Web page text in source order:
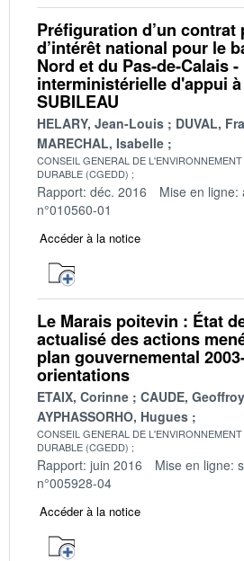
Préfiguration d’un contrat
d’intérêt national pour le
Nord et du Pas‐de‐Calais
interministérielle d'appui
SUBILEAU
HELARY, Jean-Louis
DUVAL,
MARECHAL, Isabelle
CONSEIL GENERAL DE
DURABLE (CGEDD)
Rapport: déc. 2016 Mise en ligne:
n°010560-01
Accéder à la notice
Le Marais poitevin : État
actualisé des actions
plan gouvernemental
orientations
ETAIX, Corinne
CAUDE, Geoffroy
AYPHASSORHO, Hugues
CONSEIL GENERAL DE
DURABLE (CGEDD)
Rapport: juin 2016 Mise en ligne:
n°005928-04
Accéder à la notice